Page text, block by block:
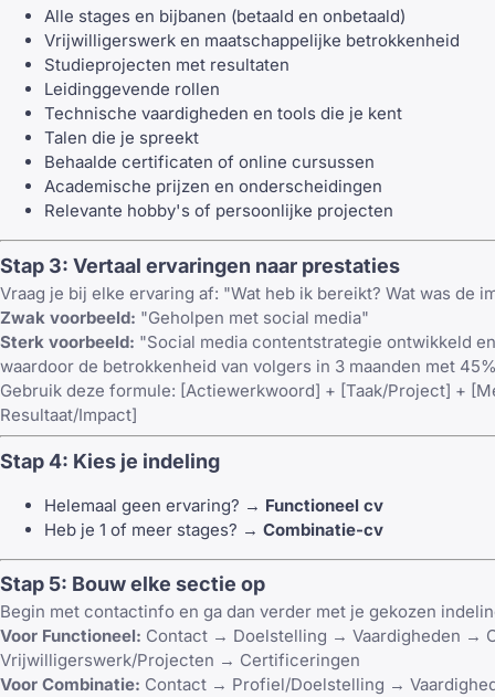
Alle stages en bijbanen (betaald en onbetaald)
Vrijwilligerswerk en maatschappelijke betrokkenheid
Studieprojecten met resultaten
Leidinggevende rollen
Technische vaardigheden en tools die je kent
Talen die je spreekt
Behaalde certificaten of online cursussen
Academische prijzen en onderscheidingen
Relevante hobby's of persoonlijke projecten
Stap 3: Vertaal ervaringen naar prestaties
Vraag je bij elke ervaring af: "Wat heb ik bereikt? Wat was de
Zwak voorbeeld: "Geholpen met social media"
Sterk voorbeeld: "Social media contentstrategie ontwikkeld
waardoor de betrokkenheid van volgers in 3 maanden met
Gebruik deze formule: [Actiewerkwoord] + [Taak/Project] +
Resultaat/Impact]
Stap 4: Kies je indeling
Helemaal geen ervaring? → Functioneel cv
Heb je 1 of meer stages? → Combinatie-cv
Stap 5: Bouw elke sectie op
Begin met contactinfo en ga dan verder met je gekozen
Voor Functioneel: Contact → Doelstelling → Vaardigheden →
Vrijwilligerswerk/Projecten → Certificeringen
Voor Combinatie: Contact → Profiel/Doelstelling →